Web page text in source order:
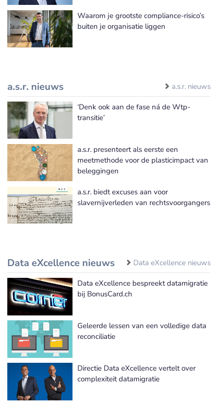
Waarom je grootste compliance-risico’s
buiten je organisatie liggen
a.s.r. nieuws a.s.r. nieuws
‘Denk ook aan de fase ná de Wtp-
transitie’
a.s.r. presenteert als eerste een
meetmethode voor de plasticimpact van
beleggingen
a.s.r. biedt excuses aan voor
slavernijverleden van rechtsvoorgangers
Data eXcellence nieuws Data eXcellence nieuws
Data eXcellence bespreekt datamigratie
bij BonusCard.ch
Geleerde lessen van een volledige data
reconciliatie
Directie Data eXcellence vertelt over
complexiteit datamigratie